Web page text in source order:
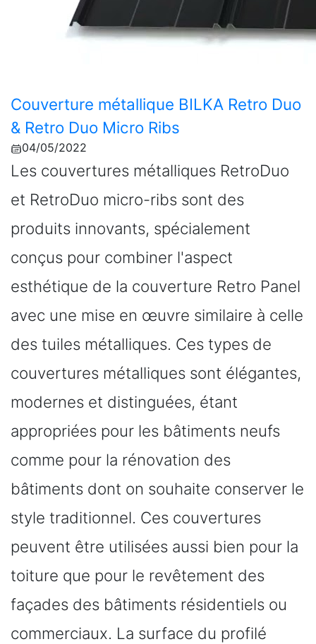
Couverture métallique BILKA Retro Duo
& Retro Duo Micro Ribs
04/05/2022
Les couvertures métalliques RetroDuo
et RetroDuo micro-ribs sont des
produits innovants, spécialement
conçus pour combiner l'aspect
esthétique de la couverture Retro Panel
avec une mise en œuvre similaire à celle
des tuiles métalliques. Ces types de
couvertures métalliques sont élégantes,
modernes et distinguées, étant
appropriées pour les bâtiments neufs
comme pour la rénovation des
bâtiments dont on souhaite conserver le
style traditionnel. Ces couvertures
peuvent être utilisées aussi bien pour la
toiture que pour le revêtement des
façades des bâtiments résidentiels ou
commerciaux. La surface du profilé